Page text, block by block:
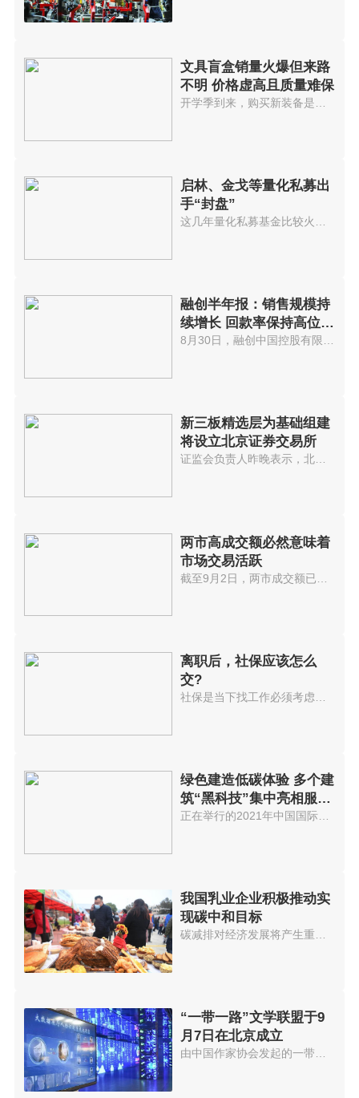
文具盲盒销量火爆但来路
不明 价格虚高且质量难保
启林、金戈等量化私募出
手“封盘”
融创半年报：销售规模持
续增长 回款率保持高位水
平
8月30日，融创中国控股有限公司(...
新三板精选层为基础组建
将设立北京证券交易所
证监会负责人昨晚表示，北京证券...
两市高成交额必然意味着
市场交易活跃
离职后，社保应该怎么
交?
绿色建造低碳体验 多个建
筑“黑科技”集中亮相服贸
会
正在举行的2021年中国国际服务贸...
我国乳业企业积极推动实
现碳中和目标
“一带一路”文学联盟于9
月7日在北京成立